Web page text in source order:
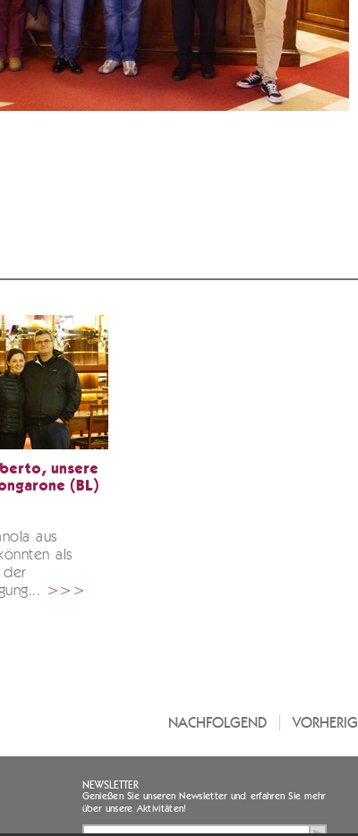
unsere
(BL)
aus
als
der
>>>
VORHERIG
NACHFOLGEND
NEWSLETTER
Genießen Sie unseren Newsletter und erfahren Sie mehr
über unsere Aktivitäten!